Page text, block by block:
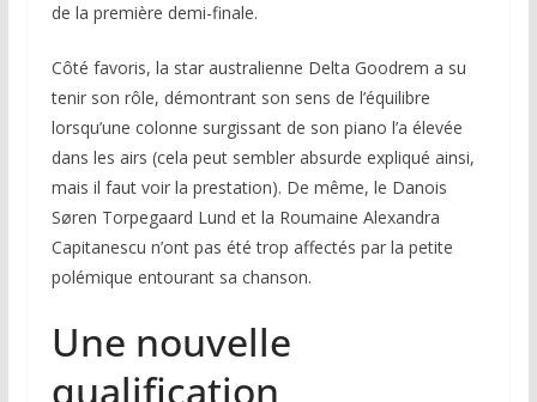
de la première demi-finale.
Côté favoris, la star australienne Delta Goodrem a su
tenir son rôle, démontrant son sens de l’équilibre
lorsqu’une colonne surgissant de son piano l’a élevée
dans les airs (cela peut sembler absurde expliqué ainsi,
mais il faut voir la prestation). De même, le Danois
Søren Torpegaard Lund et la Roumaine Alexandra
Capitanescu n’ont pas été trop affectés par la petite
polémique entourant sa chanson.
Une nouvelle
qualification